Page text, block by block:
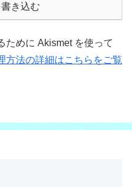
き込む
ために Akismet を使って
方法の詳細はこちらをご覧